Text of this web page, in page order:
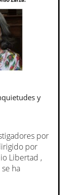
y
por
por
Libertad ,
ha